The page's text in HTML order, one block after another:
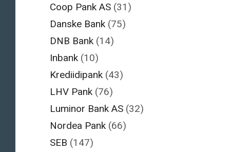
Coop Pank AS (31)
Danske Bank (75)
DNB Bank (14)
Inbank (10)
Krediidipank (43)
LHV Pank (76)
Luminor Bank AS (32)
Nordea Pank (66)
SEB (147)